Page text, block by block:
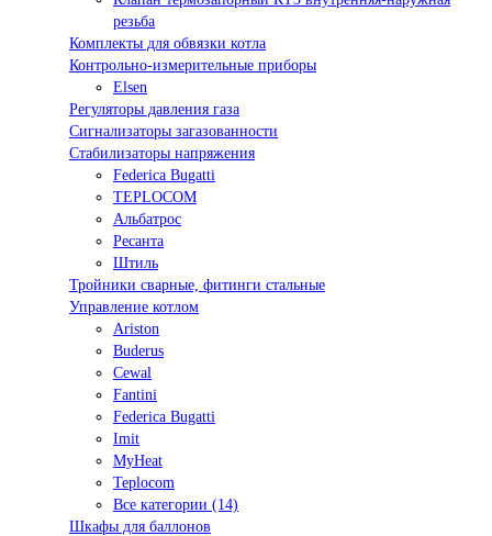
резьба
Комплекты для обвязки котла
Контрольно-измерительные приборы
Elsen
Регуляторы давления газа
Сигнализаторы загазованности
Стабилизаторы напряжения
Federica Bugatti
TEPLOCOM
Альбатрос
Ресанта
Штиль
Тройники сварные, фитинги стальные
Управление котлом
Ariston
Buderus
Cewal
Fantini
Federica Bugatti
Imit
MyHeat
Teplocom
Все категории (14)
Шкафы для баллонов